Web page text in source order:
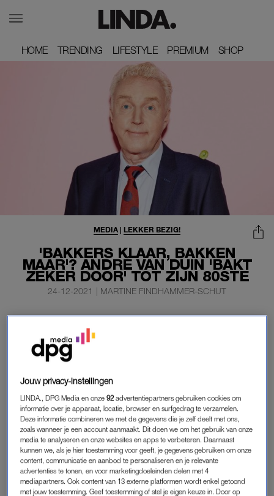
HOME
HOME TRENDING
TRENDING LIFESTYLE
LIFESTYLE PREMIUM
PREMIUM SHOP
SHOP
'BAKKERS KLAAR, BAKKEN
MAAR'? ANDRÉ VAN DUIN 'BAKT
ZEKER DOOR' TOT ZIJN 80STE
MEDIA | LEKKER BEZIG!
24-12-2021 | MARTINE FINDHAMMER-SCHUT
Als het aan André van Duin ligt roept hij op zijn
tachtigste nog steeds: ‘Bakkers klaar, bakken maar’?
De presentator heeft nog vijf jaar een contract bij
Omroep Max.
Dat vertelt de 75-jarige komiek vrijdag in gesprek met het
ANDRÉ VAN DUIN
Omroep MAX heeft nog een contract om het programma vijf
jaar te mogen maken. “Ik zei: maar dan ben ik tachtig, ga ik
dan nog steeds roepen ‘Bakkers klaar, bakken maar’?
Waarschijnlijk wel dus”, aldus Van Duin. Het werk is een
Jouw privacy-instellingen
LINDA., DPG Media en onze92 advertentiepartners gebruiken cookies om
informatie over je apparaat, locatie, browser en surfgedrag te verzamelen.
Deze informatie combineren we met de gegevens die je zelf deelt met ons,
zoals wanneer je een account aanmaakt. Dit doen we om het gebruik van onze
media te analyseren en onze websites en apps te verbeteren. Daarnaast
kunnen we, als je hier toestemming voor geeft, je gegevens gebruiken om onze
content, communicatie en aanbod te personaliseren en je relevante
advertenties te tonen, en voor marketingdoeleinden delen met 4
mediapartners. Ook content van 13 externe platformen wordt enkel getoond
met jouw toestemming. Geef toestemming of stel je eigen keuze in. Door op